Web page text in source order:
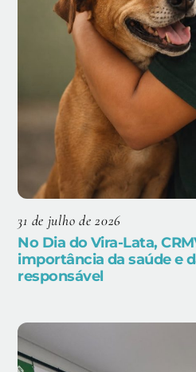
31 de julho de 2026
No Dia do Vira-Lata,
importância da saúde e
responsável